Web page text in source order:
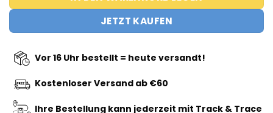
JETZT KAUFEN
Vor 16 Uhr bestellt = heute versandt!
Kostenloser Versand ab €60
Ihre Bestellung kann jederzeit mit Track & Trace